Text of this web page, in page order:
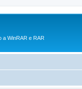
a WinRAR e RAR